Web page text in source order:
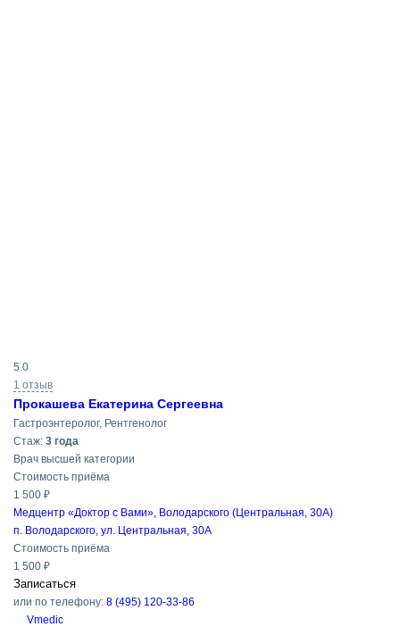
поиска
5.0
1 отзыв
Прокашева Екатерина Сергеевна
Гастроэнтеролог, Рентгенолог
Cтаж: 3 года
Врач высшей категории
Стоимость приёма
1 500 ₽
Медцентр «Доктор с Вами», Володарского (Центральная, 30А)
п. Володарского, ул. Центральная, 30А
Стоимость приёма
1 500 ₽
Записаться
или по телефону: 8 (495) 120-33-86
Vmedic